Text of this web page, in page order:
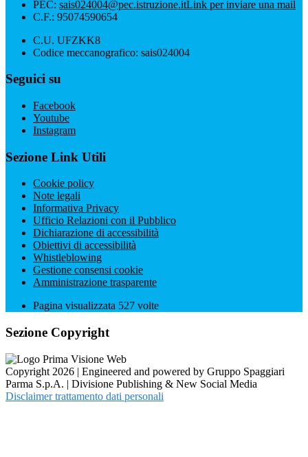
PEC: sais024004@pec.istruzione.itLink per inviare una mail
C.F.: 95074590654
C.U. UFZKK8
Codice meccanografico: sais024004
Seguici su
Facebook
Youtube
Instagram
Sezione Link Utili
Cookie policy
Note legali
Informativa Privacy
Ufficio Relazioni con il Pubblico
Dichiarazione di accessibilità
Obiettivi di accessibilità
Whistleblowing
Gestione consensi cookie
Amministrazione trasparente
Pagina visualizzata 527 volte
Sezione Copyright
Copyright 2026 | Engineered and powered by Gruppo Spaggiari
Parma S.p.A. | Divisione Publishing & New Social Media
Disclaimer trattamento dati personali